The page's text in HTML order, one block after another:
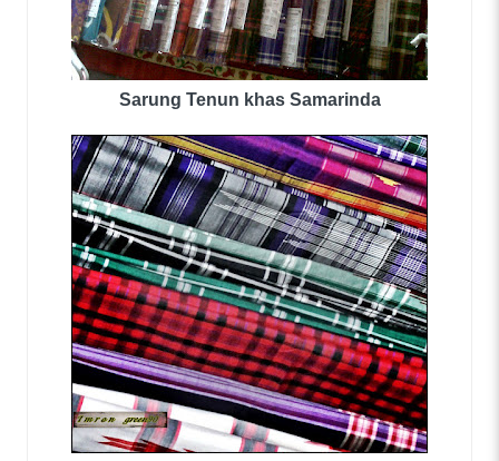
Sarung Tenun khas Samarinda